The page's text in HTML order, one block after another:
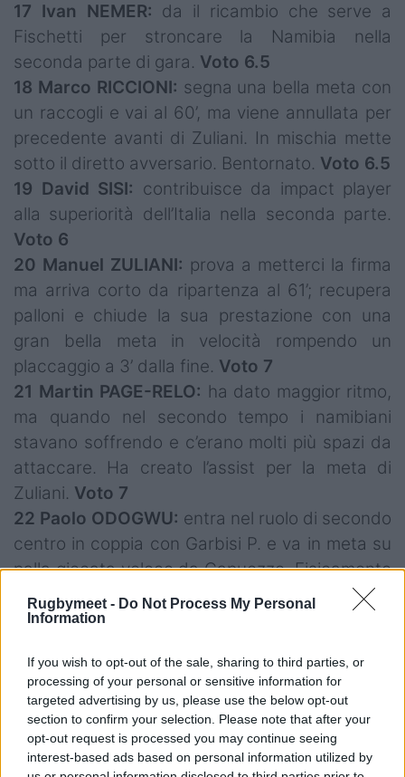
Rugbymeet - Do Not Process My Personal
Information
If you wish to opt-out of the sale, sharing to third parties, or
processing of your personal or sensitive information for
targeted advertising by us, please use the below opt-out
section to confirm your selection. Please note that after your
opt-out request is processed you may continue seeing
interest-based ads based on personal information utilized by
17 Ivan NEMER: da il ricambio che serve a
Fischetti per stroncare la Namibia nella
seconda parte di gara. Voto 6.5
18 Marco RICCIONI: segna una bella meta con
un raccogli e vai al 60’, ma viene annullata per
precedente avanti di Zuliani. In mischia mette
sotto il diretto avversario. Bentornato. Voto 6.5
19 David SISI: contribuisce da impact player
alla superiorità dell’Italia nella seconda parte.
Voto 6
20 Manuel ZULIANI: prova a metterci la firma
ma arriva corto da ripartenza al 61’; recupera
palloni e chiude la sua prestazione con una
gran bella meta in velocità rompendo un
placcaggio a 3’ dalla fine. Voto 7
21 Martin PAGE-RELO: ha dato maggior ritmo,
ma quando nel secondo tempo i namibiani
stavano soffrendo e c’erano molti più spazi da
attaccare. Ha creato l’assist per la meta di
Zuliani. Voto 7
22 Paolo ODOGWU: entra nel ruolo di secondo
centro in coppia con Garbisi P. e va in meta su
palla giocata veloce da Capuozzo. Fisicamente
c’è.
Voto 6.5
23 Pierre BRUNO:
(60’), ottimo break al 71’, azione che porta alla
meta di Faiva.Voto 6.5